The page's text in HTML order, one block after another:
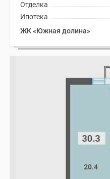
Отделка
Ипотека
ЖК «Южная долина»